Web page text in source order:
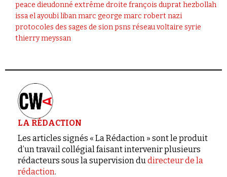
peace dieudonné extrême droite françois duprathezbollah
issa el ayoubilibanmarc george marc robertnazi
protocoles des sages de sionpsns réseau voltaire syrie
thierry meyssan
LA RÉDACTION
Les articles signés « La Rédaction » sont le produit
d’un travail collégial faisant intervenir plusieurs
rédacteurs sous la supervision dudirecteur de la
rédaction.